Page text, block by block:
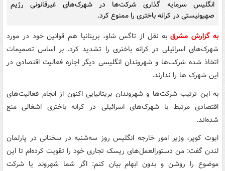
انگلیس سرمایه گذاری شرکت‌ها در شهرک‌های غیرقانونی رژیم
صهیونیستی در کرانه باختری را ممنوع کرد.
به گزارش مشرقبه نقل از تاگس شاو، بریتانیا هم قوانین خود در مورد
شهرک‌های اسرائیلی در کرانه باختری را تشدید کرد. بر اساس تصمیمات
اتخاذ شده شرکت‌ها و شهروندان انگلیسی دیگر اجازه فعالیت اقتصادی در
این شهرک ها را ندارند.
به این ترتیب شرکت‌ها و شهروندان بریتانیایی اکنون از انجام فعالیت‌های
اقتصادی مرتبط با شهرک‌های اسرائیلی در کرانه باختری اشغالی منع
شده‌اند.
ایوت کوپر، وزیر امور خارجه انگلیس روز سه‌شنبه در سخنانی در پارلمان
لندن گفت: من دستورالعمل‌های ریسک تجاری خود را تقویت کرده‌ام تا این
موضوع را روشن و بدون ابهام بیان کنم: اگر شما شهروند یا شرکت